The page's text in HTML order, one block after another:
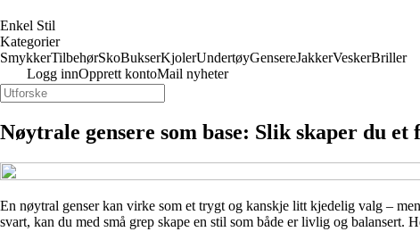
Enkel Stil
Kategorier
SmykkerTilbehørSkoBukserKjolerUndertøyGensereJakkerVeskerBriller
Logg innOpprett kontoMail nyheter
Nøytrale gensere som base: Slik skaper du
En nøytral genser kan virke som et trygt og kanskje litt kjedelig valg –
svart, kan du med små grep skape en stil som både er livlig og